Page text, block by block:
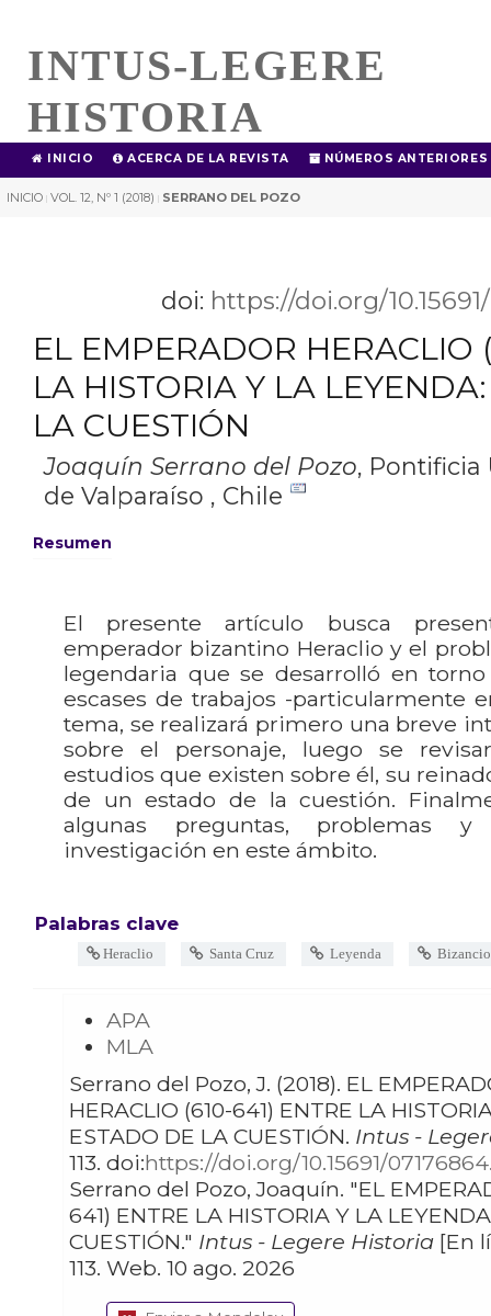
INTUS-LEGERE
HISTORIA
INICIO ACERCA DE LA REVISTA NÚMEROS ANTERIORES
INICIO | VOL. 12, Nº 1 (2018) | SERRANO DEL POZO
doi: https://doi.org/
EL EMPERADOR HERACLIO
LA HISTORIA Y LA
LA CUESTIÓN
Joaquín Serrano del Pozo, Pontificia
de Valparaíso , Chile
Resumen
El presente artículo busca
emperador bizantino Heraclio y el
legendaria que se desarrolló en
escases de trabajos -particularmente
tema, se realizará primero una breve
sobre el personaje, luego se
estudios que existen sobre él, su
de un estado de la cuestión.
algunas preguntas, problemas y
investigación en este ámbito.
Palabras clave
Heraclio Santa Cruz Leyenda Bizancio
APA
MLA
Serrano del Pozo, J. (2018). EL EMPERADOR
HERACLIO (610-641) ENTRE LA
ESTADO DE LA CUESTIÓN. Intus -
113. doi:https://doi.org/10.15691/
Serrano del Pozo, Joaquín. "EL EMPERADOR HERACLIO (610-
641) ENTRE LA HISTORIA Y LA
CUESTIÓN." Intus - Legere Historia [En
113. Web. 10 ago. 2026